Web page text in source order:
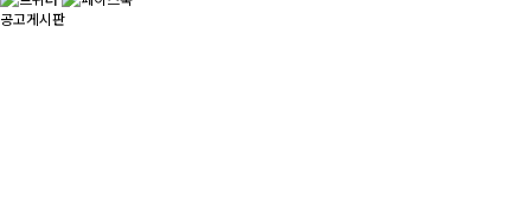
공고게시판